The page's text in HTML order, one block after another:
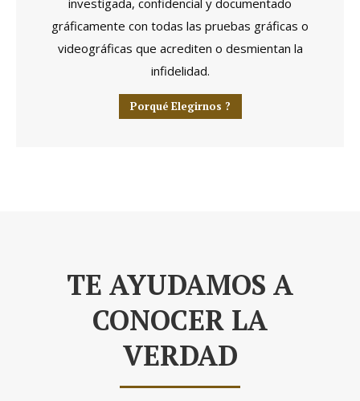
investigada, confidencial y documentado
gráficamente con todas las pruebas gráficas o
videográficas que acrediten o desmientan la
infidelidad.
Porqué Elegirnos ?
TE AYUDAMOS A
CONOCER LA
VERDAD